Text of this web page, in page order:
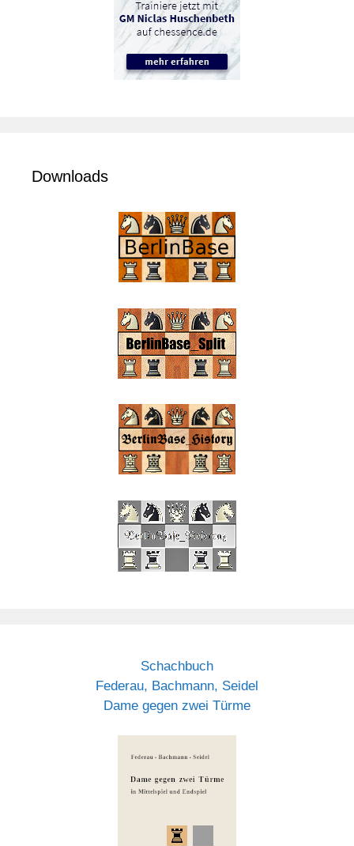
Downloads
Schachbuch
Federau, Bachmann, Seidel
Dame gegen zwei Türme